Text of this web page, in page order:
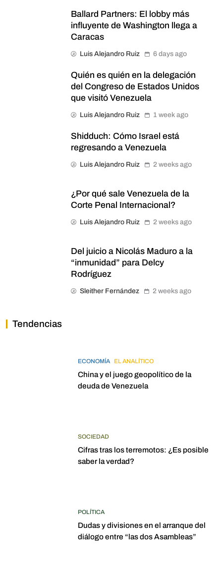
Ballard Partners: El lobby más
influyente de Washington llega a
Caracas
Luis Alejandro Ruiz 6 days ago
Quién es quién en la delegación
del Congreso de Estados Unidos
que visitó Venezuela
Luis Alejandro Ruiz 1 week ago
Shidduch: Cómo Israel está
regresando a Venezuela
Luis Alejandro Ruiz 2 weeks ago
¿Por qué sale Venezuela de la
Corte Penal Internacional?
Luis Alejandro Ruiz 2 weeks ago
Del juicio a Nicolás Maduro a la
“inmunidad” para Delcy
Rodríguez
Sleither Fernández 2 weeks ago
Tendencias
ECONOMÍA EL ANALÍTICO
China y el juego geopolítico de la
deuda de Venezuela
SOCIEDAD
Cifras tras los terremotos: ¿Es posible
saber la verdad?
POLÍTICA
Dudas y divisiones en el arranque del
diálogo entre “las dos Asambleas”